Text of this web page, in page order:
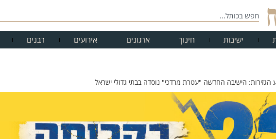
ישיבות חינוך ארגונים אירועים רבנים
הגזירות: הישיבה החדשה "עטרת מרדכי" נוסדה בבתי גדולי ישראל